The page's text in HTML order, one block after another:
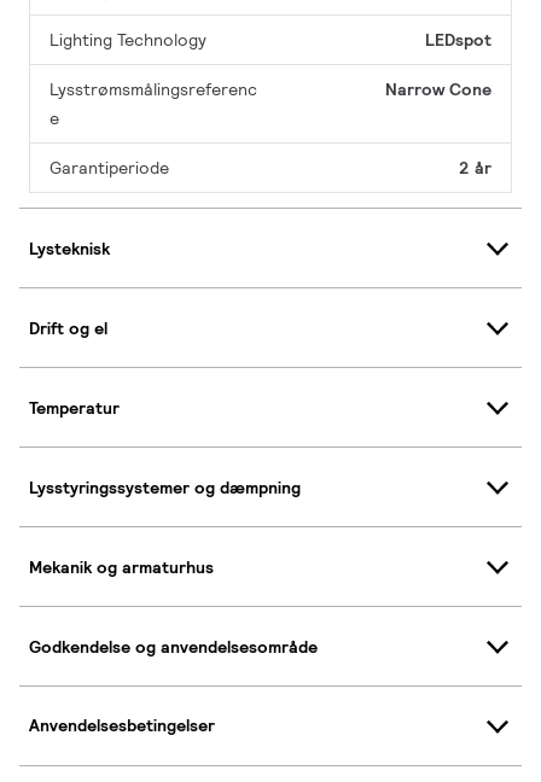
Lighting Technology LEDspot
Lysstrømsmålingsreferenc
e
Narrow Cone
Garantiperiode 2 år
Lysteknisk
Drift og el
Temperatur
Lysstyringssystemer og dæmpning
Mekanik og armaturhus
Godkendelse og anvendelsesområde
Anvendelsesbetingelser